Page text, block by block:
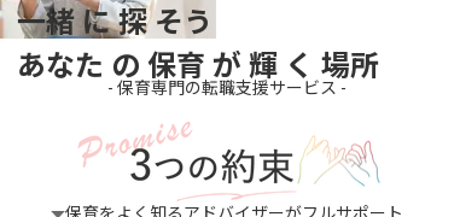
一緒 に 探 そう
あなた の 保育 が 輝 く 場所
- 保育専門の転職支援サービス -